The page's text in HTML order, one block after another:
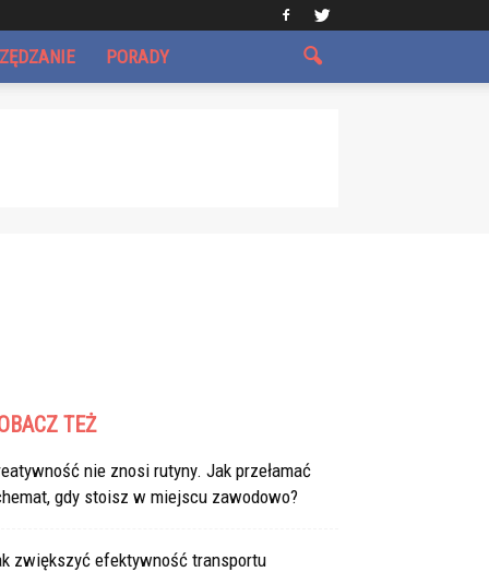
PORADY
TEŻ
nie znosi rutyny. Jak przełamać
gdy stoisz w miejscu zawodowo?
zwiększyć efektywność transportu